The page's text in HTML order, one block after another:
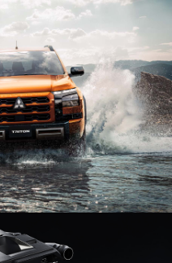
PHỤ KIỆN CHÍNH HÃNG
PHỤ KIỆN HỢP TÁC BÊN THỨ 3
BẢO HÀNH